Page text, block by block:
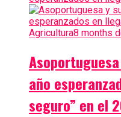
Agricultura8 months
año
seguro” en el